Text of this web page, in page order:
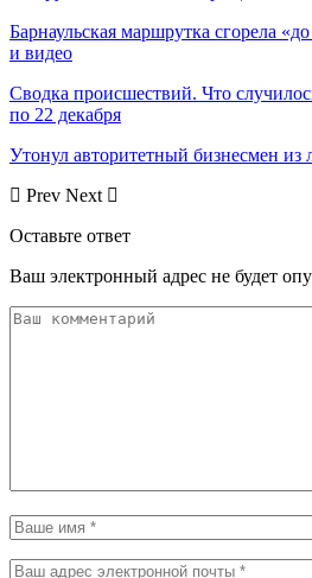
Барнаульская маршрутка сгорела
и видео
Сводка происшествий. Что
по 22 декабря
Утонул авторитетный бизнесмен
Prev Next
Оставьте ответ
Ваш электронный адрес не будет